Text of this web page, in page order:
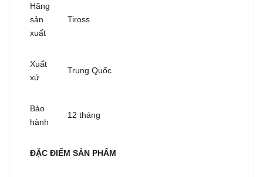
Hãng
sản
xuất
Tiross
Xuất
xứ
Trung Quốc
Bảo
hành
12 tháng
ĐẶC ĐIỂM SẢN PHẨM